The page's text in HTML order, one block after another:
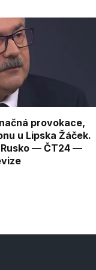
provokace,
u Lipska Žáček.
— ČT24 —